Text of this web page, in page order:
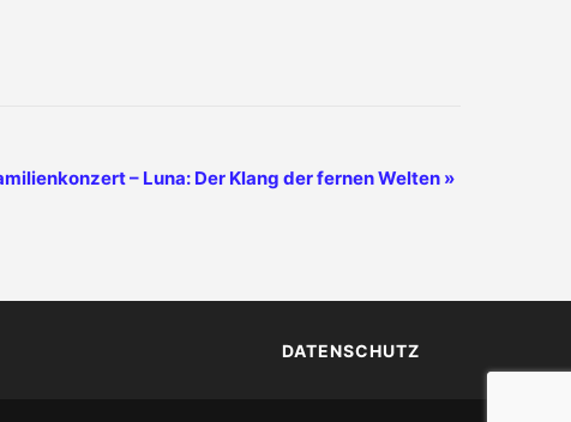
– Luna: Der Klang der fernen Welten »
DATENSCHUTZ